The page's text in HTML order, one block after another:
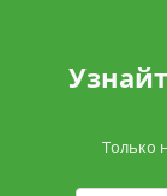
Только